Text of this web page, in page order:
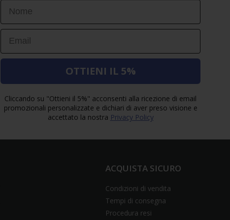
First Name
Email
OTTIENI IL 5%
Cliccando su "Ottieni il 5%" acconsenti alla ricezione di email
promozionali personalizzate e dichiari di aver preso visione e
accettato la nostra Privacy Policy
ACQUISTA SICURO
Condizioni di vendita
Tempi di consegna
Procedura resi